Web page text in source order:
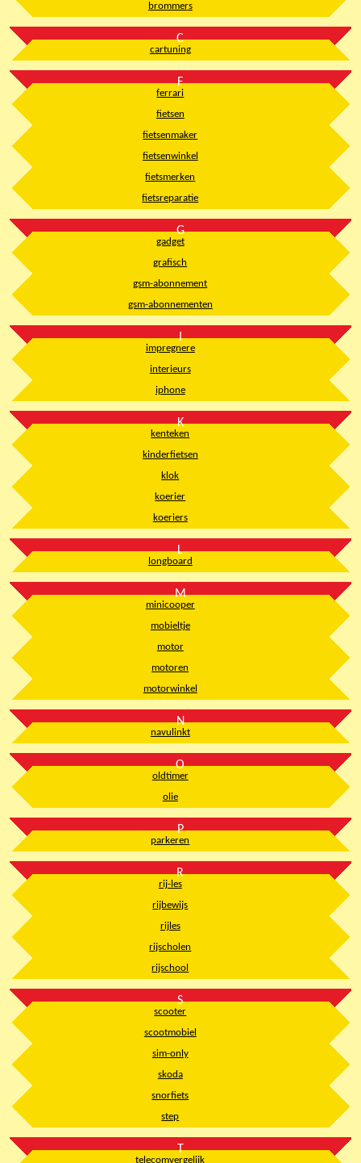
brommers
C
cartuning
F
ferrari
fietsen
fietsenmaker
fietsenwinkel
fietsmerken
fietsreparatie
G
gadget
grafisch
gsm-abonnement
gsm-abonnementen
I
impregnere
interieurs
iphone
K
kenteken
kinderfietsen
klok
koerier
koeriers
L
longboard
M
minicooper
mobieltje
motor
motoren
motorwinkel
N
navulinkt
O
oldtimer
olie
P
parkeren
R
rij-les
rijbewijs
rijles
rijscholen
rijschool
S
scooter
scootmobiel
sim-only
skoda
snorfiets
step
T
telecomvergelijk